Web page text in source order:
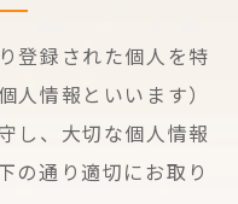
登録された個人を特
人情報といいます）
し、大切な個人情報
の通り適切にお取り